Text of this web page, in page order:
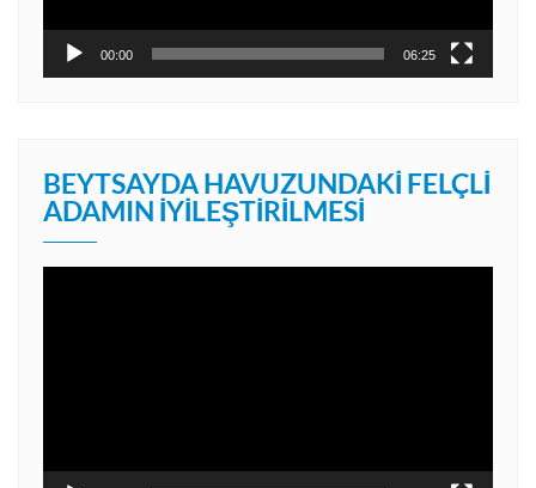
00:00 06:25
BEYTSAYDA HAVUZUNDAKI FELÇLI
ADAMIN İYILEŞTIRILMESI